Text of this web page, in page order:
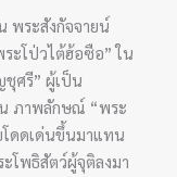
พระสังกัจจายน์
ะโป่วไต้ฮ้อซือ” ใน
ชุศรี” ผู้เป็น
ภาพลักษณ์ “พระ
โดดเด่นขึ้นมาแทน
โพธิสัตว์ผู้จุติลงมา